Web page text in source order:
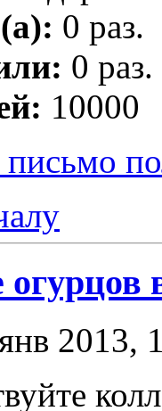
0 раз.
0 раз.
10000
2013,